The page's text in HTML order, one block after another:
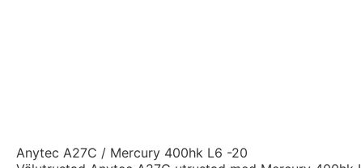
Anytec A27C / Mercury 400hk L6 -20